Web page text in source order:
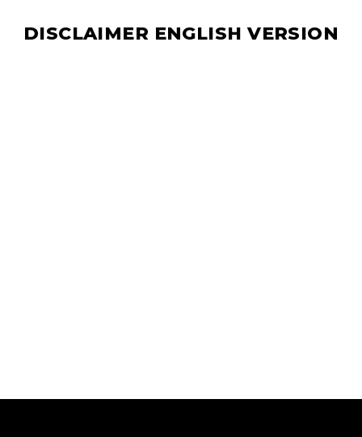
DISCLAIMER ENGLISH VERSION